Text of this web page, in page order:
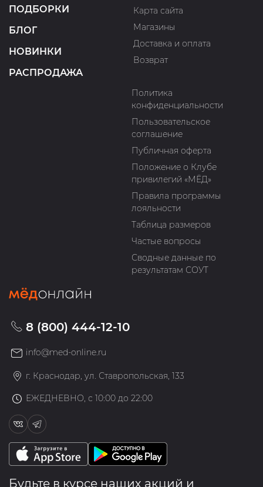
ПОДБОРКИ
БЛОГ
НОВИНКИ
РАСПРОДАЖА
Карта сайта
Магазины
Доставка и оплата
Возврат
Политика
конфиденциальности
Пользовательское
соглашение
Публичная оферта
Положение о Клубе
привилегий «МЁД»
Правила программы
лояльности
Таблица размеров
Частые вопросы
Сводные данные по
результатам СОУТ
8 (800) 444-12-10
info@med-online.ru
г. Краснодар, ул. Ставропольская, 133
ЕЖЕДНЕВНО, с 10:00 до 22:00
Будьте в курсе наших акций и